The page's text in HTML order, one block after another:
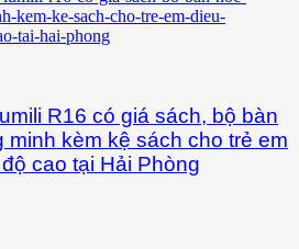
R16 có giá sách, bộ bàn
minh kèm kệ sách cho trẻ em
cao tại Hải Phòng